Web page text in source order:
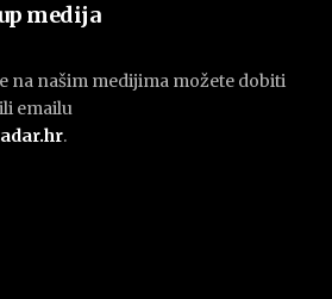
medija
na našim medijima možete dobiti
ili emailu
.